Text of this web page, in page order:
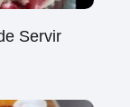
Servir